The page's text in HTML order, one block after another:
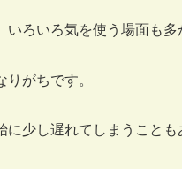
ろいろ気を使う場面も多
がちです。
少し遅れてしまうこと